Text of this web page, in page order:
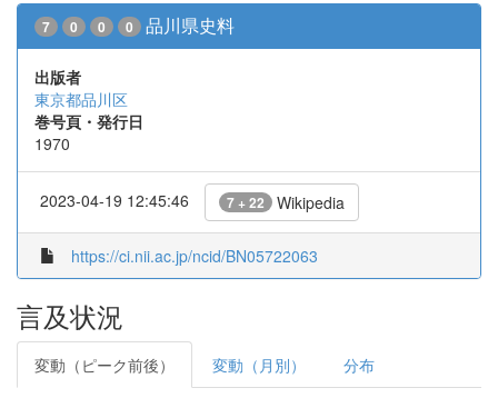
7 0 0 0 品川県史料
出版者
東京都品川区
巻号頁・発行日
1970
2023-04-19 12:45:46 7 + 22 Wikipedia
https://ci.nii.ac.jp/ncid/BN05722063
言及状況
変動（ピーク前後） 変動（月別） 分布